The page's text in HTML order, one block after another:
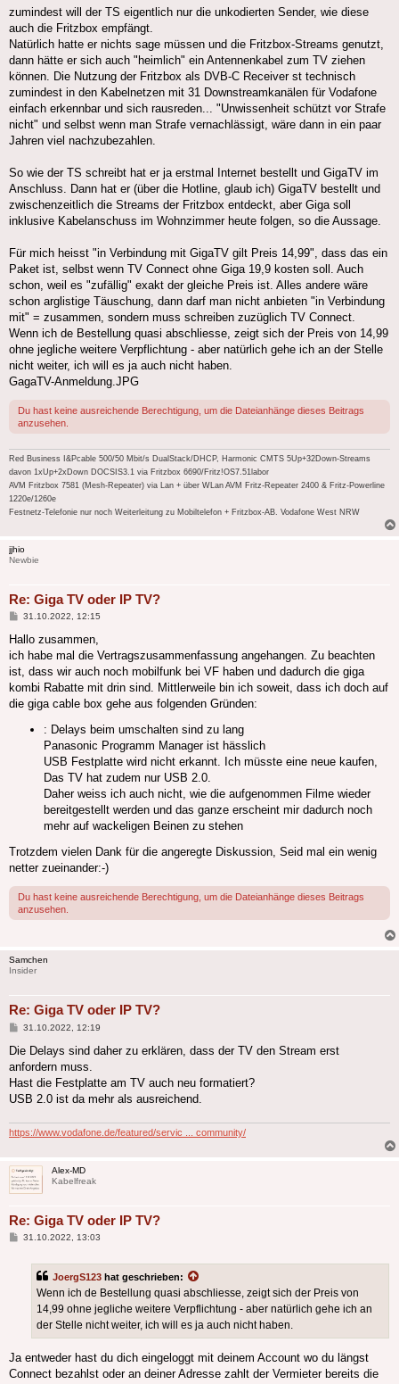
zumindest will der TS eigentlich nur die unkodierten Sender, wie diese
auch die Fritzbox empfängt.
Natürlich hatte er nichts sage müssen und die Fritzbox-Streams genutzt,
dann hätte er sich auch "heimlich" ein Antennenkabel zum TV ziehen
können. Die Nutzung der Fritzbox als DVB-C Receiver st technisch
zumindest in den Kabelnetzen mit 31 Downstreamkanälen für Vodafone
einfach erkennbar und sich rausreden... "Unwissenheit schützt vor Strafe
nicht" und selbst wenn man Strafe vernachlässigt, wäre dann in ein paar
Jahren viel nachzubezahlen.
So wie der TS schreibt hat er ja erstmal Internet bestellt und GigaTV im
Anschluss. Dann hat er (über die Hotline, glaub ich) GigaTV bestellt und
zwischenzeitlich die Streams der Fritzbox entdeckt, aber Giga soll
inklusive Kabelanschuss im Wohnzimmer heute folgen, so die Aussage.
Für mich heisst "in Verbindung mit GigaTV gilt Preis 14,99", dass das ein
Paket ist, selbst wenn TV Connect ohne Giga 19,9 kosten soll. Auch
schon, weil es "zufällig" exakt der gleiche Preis ist. Alles andere wäre
schon arglistige Täuschung, dann darf man nicht anbieten "in Verbindung
mit" = zusammen, sondern muss schreiben zuzüglich TV Connect.
Wenn ich de Bestellung quasi abschliesse, zeigt sich der Preis von 14,99
ohne jegliche weitere Verpflichtung - aber natürlich gehe ich an der Stelle
nicht weiter, ich will es ja auch nicht haben.
GagaTV-Anmeldung.JPG
Du hast keine ausreichende Berechtigung, um die Dateianhänge dieses Beitrags
anzusehen.
Red Business I&Pcable 500/50 Mbit/s DualStack/DHCP, Harmonic CMTS 5Up+32Down-Streams
davon 1xUp+2xDown DOCSIS3.1 via Fritzbox 6690/Fritz!OS7.51labor
AVM Fritzbox 7581 (Mesh-Repeater) via Lan + über WLan AVM Fritz-Repeater 2400 & Fritz-Powerline
1220e/1260e
Festnetz-Telefonie nur noch Weiterleitung zu Mobiltelefon + Fritzbox-AB. Vodafone West NRW
jjhio
Newbie
Re: Giga TV oder IP TV?
Beitrag
31.10.2022, 12:15
Hallo zusammen,
ich habe mal die Vertragszusammenfassung angehangen. Zu beachten
ist, dass wir auch noch mobilfunk bei VF haben und dadurch die giga
kombi Rabatte mit drin sind. Mittlerweile bin ich soweit, dass ich doch auf
die giga cable box gehe aus folgenden Gründen:
: Delays beim umschalten sind zu lang
Panasonic Programm Manager ist hässlich
USB Festplatte wird nicht erkannt. Ich müsste eine neue kaufen,
Das TV hat zudem nur USB 2.0.
Daher weiss ich auch nicht, wie die aufgenommen Filme wieder
bereitgestellt werden und das ganze erscheint mir dadurch noch
mehr auf wackeligen Beinen zu stehen
Trotzdem vielen Dank für die angeregte Diskussion, Seid mal ein wenig
netter zueinander:-)
Du hast keine ausreichende Berechtigung, um die Dateianhänge dieses Beitrags
anzusehen.
Samchen
Insider
Re: Giga TV oder IP TV?
Beitrag
31.10.2022, 12:19
Die Delays sind daher zu erklären, dass der TV den Stream erst
anfordern muss.
Hast die Festplatte am TV auch neu formatiert?
USB 2.0 ist da mehr als ausreichend.
https://www.vodafone.de/featured/servic ... community/
Alex-MD
Kabelfreak
Re: Giga TV oder IP TV?
Beitrag
31.10.2022, 13:03
JoergS123 hat geschrieben:
Wenn ich de Bestellung quasi abschliesse, zeigt sich der Preis von
14,99 ohne jegliche weitere Verpflichtung - aber natürlich gehe ich an
der Stelle nicht weiter, ich will es ja auch nicht haben.
Ja entweder hast du dich eingeloggt mit deinem Account wo du längst
Connect bezahlst oder an deiner Adresse zahlt der Vermieter bereits die